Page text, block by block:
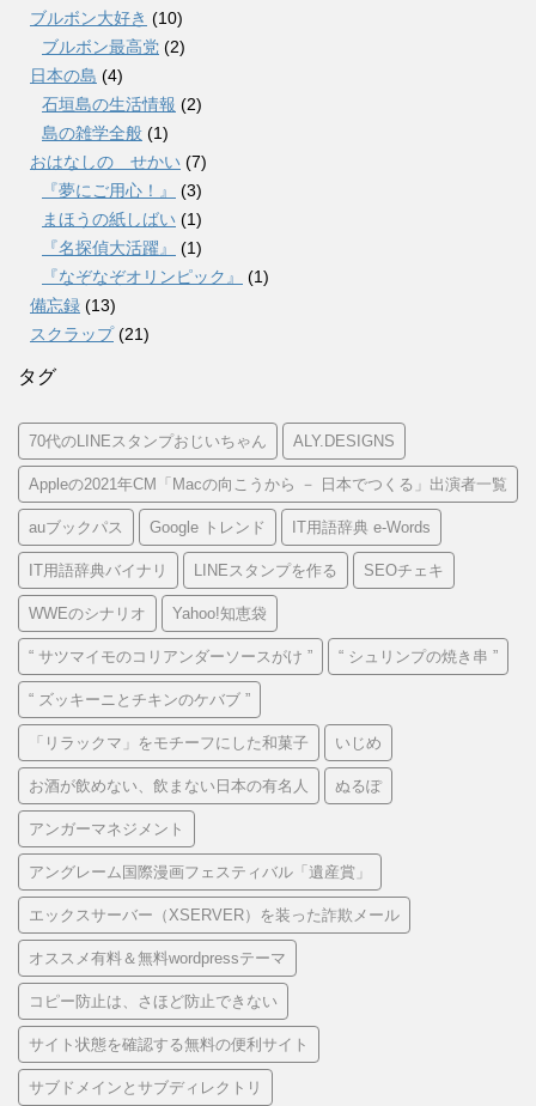
ブルボン大好き (10)
ブルボン最高党 (2)
日本の島 (4)
石垣島の生活情報 (2)
島の雑学全般 (1)
おはなしの せかい (7)
『夢にご用心！』
(3)
まほうの紙しばい (1)
『名探偵大活躍』
(1)
『なぞなぞオリンピック』
(1)
備忘録 (13)
スクラップ(21)
タグ
70代のLINEスタンプおじいちゃん ALY.DESIGNS
Appleの2021年CM「Macの向こうから － 日本でつくる」出演者一覧
auブックパス Google トレンド IT用語辞典 e-Words
IT用語辞典バイナリ LINEスタンプを作る SEOチェキ
WWEのシナリオ Yahoo!知恵袋
“ サツマイモのコリアンダーソースがけ ” “ シュリンプの焼き串 ”
“ ズッキーニとチキンのケバブ ”
「リラックマ」をモチーフにした和菓子 いじめ
お酒が飲めない、飲まない日本の有名人 ぬるぽ
アンガーマネジメント
アングレーム国際漫画フェスティバル「遺産賞」
エックスサーバー（XSERVER）を装った詐欺メール
オススメ有料＆無料wordpressテーマ
コピー防止は、さほど防止できない
サイト状態を確認する無料の便利サイト
サブドメインとサブディレクトリ